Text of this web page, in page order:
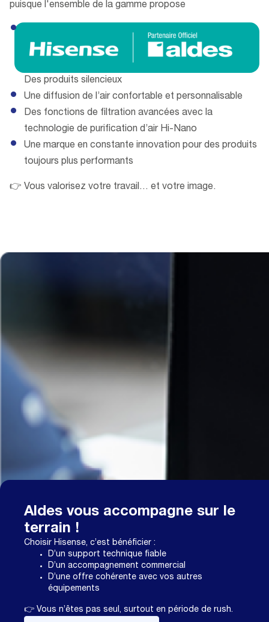
puisque l'ensemble de la gamme propose
Des produits silencieux
Une diffusion de l’air confortable et personnalisable
Des fonctions de filtration avancées avec la
technologie de purification d’air Hi-Nano
Une marque en constante innovation pour des produits
toujours plus performants
👉 Vous valorisez votre travail… et votre image.
Aldes vous accompagne sur le
terrain !
Choisir Hisense, c’est bénéficier :
D’un support technique fiable
D’un accompagnement commercial
D’une offre cohérente avec vos autres
équipements
👉 Vous n’êtes pas seul, surtout en période de rush.